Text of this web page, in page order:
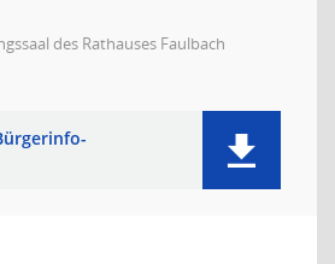
des Rathauses Faulbach